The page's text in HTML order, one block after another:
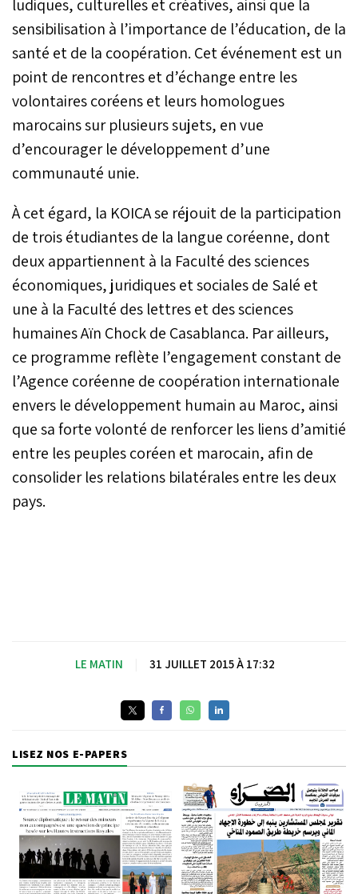
ludiques, culturelles et créatives, ainsi que la
sensibilisation à l’importance de l’éducation, de la
santé et de la coopération. Cet événement est un
point de rencontres et d’échange entre les
volontaires coréens et leurs homologues
marocains sur plusieurs sujets, en vue
d’encourager le développement d’une
communauté unie.
À cet égard, la KOICA se réjouit de la participation
de trois étudiantes de la langue coréenne, dont
deux appartiennent à la Faculté des sciences
économiques, juridiques et sociales de Salé et
une à la Faculté des lettres et des sciences
humaines Aïn Chock de Casablanca. Par ailleurs,
ce programme reflète l’engagement constant de
l’Agence coréenne de coopération internationale
envers le développement humain au Maroc, ainsi
que sa forte volonté de renforcer les liens d’amitié
entre les peuples coréen et marocain, afin de
consolider les relations bilatérales entre les deux
pays.
LE MATIN 31 JUILLET 2015 À 17:32
LISEZ NOS E-PAPERS